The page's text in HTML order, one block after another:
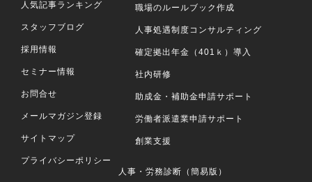
人気記事ランキング
スタッフブログ
採用情報
セミナー情報
お問合せ
メールマガジン登録
サイトマップ
プライバシーポリシー
職場のルールブック作成
人事処遇制度コンサルティング
確定拠出年金（401ｋ）導入
社内研修
助成金・補助金申請サポート
労働者派遣業申請サポート
創業支援
人事・労務診断（簡易版）